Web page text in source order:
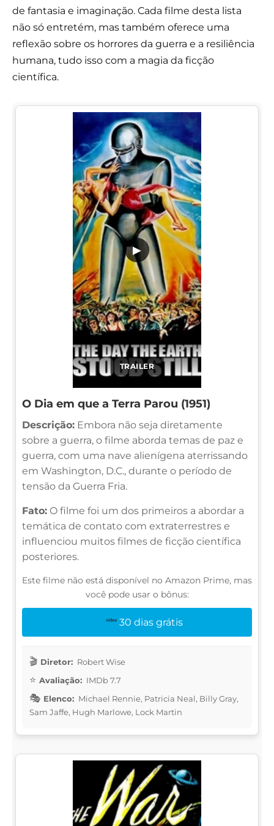
de fantasia e imaginação. Cada filme desta lista
não só entretém, mas também oferece uma
reflexão sobre os horrores da guerra e a resiliência
humana, tudo isso com a magia da ficção
científica.
TRAILER
▶
O Dia em que a Terra Parou (1951)
Descrição: Embora não seja diretamente
sobre a guerra, o filme aborda temas de paz e
guerra, com uma nave alienígena aterrissando
em Washington, D.C., durante o período de
tensão da Guerra Fria.
Fato: O filme foi um dos primeiros a abordar a
temática de contato com extraterrestres e
influenciou muitos filmes de ficção científica
posteriores.
Este filme não está disponível no Amazon Prime, mas
você pode usar o bônus:
30 dias grátis
Diretor: Robert Wise
Avaliação: IMDb 7.7
Elenco: Michael Rennie, Patricia Neal, Billy Gray,
Sam Jaffe, Hugh Marlowe, Lock Martin